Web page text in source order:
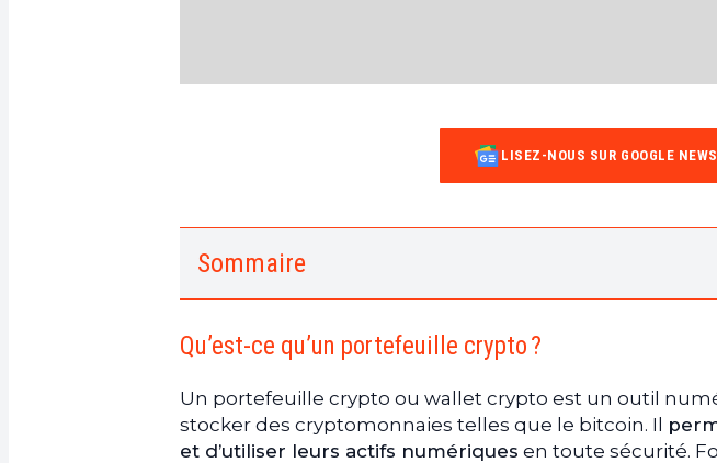
LISEZ-NOUS SUR GOOGLE NEWS
Sommaire
1. Qu’est-ce qu’un portefeuille crypto ?
a. Sécurité des actifs numériques
Facilité de transactions
c. Contrôle total sur les fonds
d.Diversification et flexibilité
Qu’est-ce qu’un portefeuille crypto ?
Un portefeuille crypto ou wallet crypto est un outil
stocker des cryptomonnaies telles que le bitcoin. Il
et d’utiliser leurs actifs numériques en toute sécurité.